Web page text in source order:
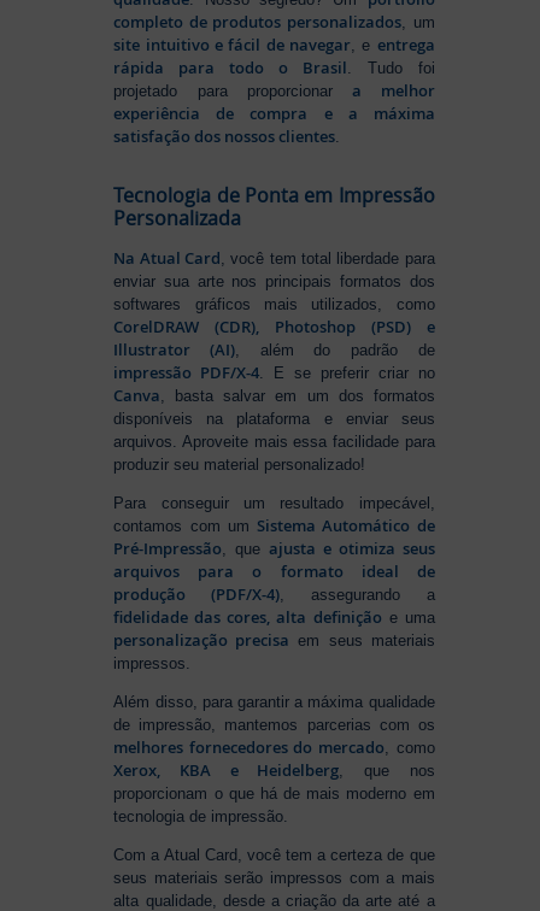
completo de produtos personalizados, um
site intuitivo e fácil de navegar, e entrega
rápida para todo o Brasil. Tudo foi
projetado para proporcionara melhor
experiência de compra e a máxima
satisfação dos nossos clientes.
Tecnologia de Ponta em Impressão
Personalizada
Na Atual Card , você tem total liberdade para
enviar sua arte nos principais formatos dos
softwares gráficos mais utilizados, como
CorelDRAW (CDR), Photoshop (PSD) e
Illustrator (AI) , além do padrão de
impressão PDF/X-4 . E se preferir criar no
Canva , basta salvar em um dos formatos
disponíveis na plataforma e enviar seus
arquivos. Aproveite mais essa facilidade para
produzir seu material personalizado!
Para conseguir um resultado impecável,
contamos com um Sistema Automático de
Pré-Impressão , queajusta e otimiza seus
arquivos para o formato ideal de
produção (PDF/X-4) , assegurando a
fidelidade das cores, alta definição e uma
personalização precisa em seus materiais
impressos.
Além disso, para garantir a máxima qualidade
de impressão, mantemos parcerias com os
melhores fornecedores do mercado , como
Xerox, KBA e Heidelberg , que nos
proporcionam o que há de mais moderno em
tecnologia de impressão.
Com a Atual Card, você tem a certeza de que
seus materiais serão impressos com a mais
alta qualidade, desde a criação da arte até a